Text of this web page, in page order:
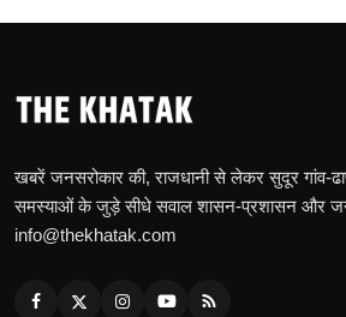
खबरें जनसरोकार की, राजधानी से लेकर सुदूर गांव-
समस्याओं के जुड़े सीधे सवाल शासन-प्रशासन और
info@thekhatak.com